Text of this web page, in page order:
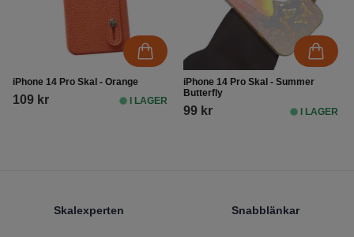
iPhone 14 Pro Skal - Orange
109 kr I LAGER
iPhone 14 Pro Skal - Summer
Butterfly
99 kr I LAGER
Skalexperten Snabblänkar